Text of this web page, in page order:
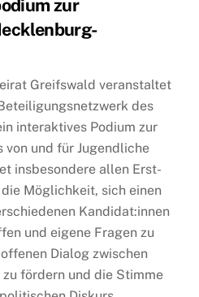
zur
Greifswald veranstaltet
des
interaktives Podium zur
von und für Jugendliche
insbesondere allen Erst-
Möglichkeit, sich einen
Kandidat:innen
und eigene Fragen zu
Dialog zwischen
fördern und die Stimme